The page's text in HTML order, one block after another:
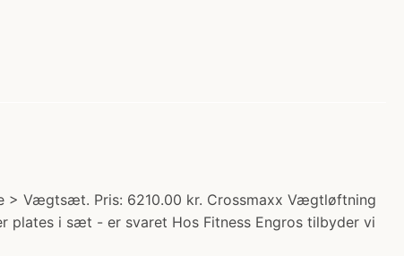
Vægtsæt. Pris: 6210.00 kr. Crossmaxx Vægtløftning
plates i sæt - er svaret Hos Fitness Engros tilbyder vi